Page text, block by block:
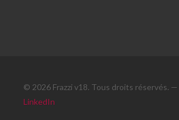
© 2026 Frazzi v18. Tous droits réservés. —
LinkedIn